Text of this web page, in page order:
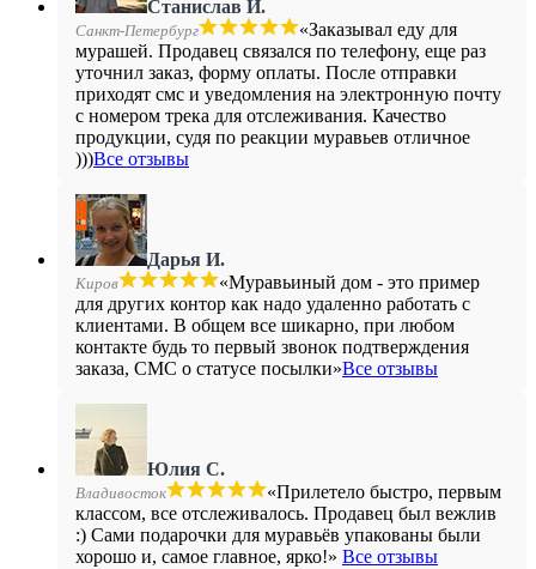
Станислав И.
Санкт-Петербург
«Заказывал еду для
мурашей. Продавец связался по телефону, еще раз
уточнил заказ, форму оплаты. После отправки
приходят смс и уведомления на электронную почту
с номером трека для отслеживания. Качество
продукции, судя по реакции муравьев отличное
)))Все отзывы
Дарья И.
Киров
«Муравьиный дом - это пример
для других контор как надо удаленно работать с
клиентами. В общем все шикарно, при любом
контакте будь то первый звонок подтверждения
заказа, СМС о статусе посылки»Все отзывы
Юлия С.
Владивосток
«Прилетело быстро, первым
классом, все отслеживалось. Продавец был вежлив
:) Сами подарочки для муравьёв упакованы были
хорошо и, самое главное, ярко!» Все отзывы